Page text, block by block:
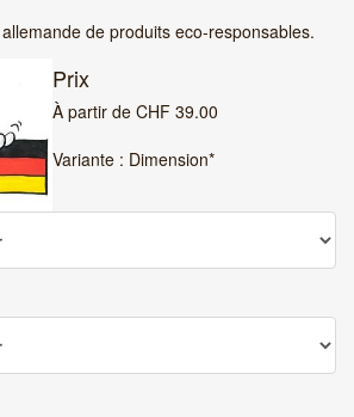
de produits eco-responsables.
Prix
À partir de CHF 39.00
Variante : Dimension*